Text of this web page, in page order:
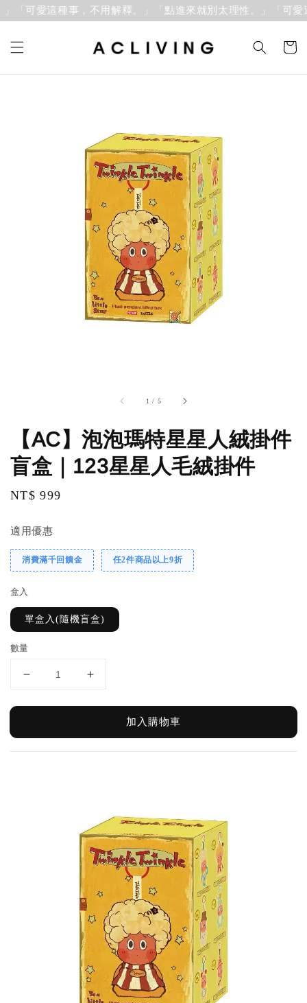
可愛這種事，不用解釋。」 「點進來就別太理性。」「可愛
1 / 5
【AC】泡泡瑪特星星人絨掛件
盲盒｜123星星人毛絨掛件
Regular
NT$ 999
適用優惠
消費滿千回饋金 任2件商品以上9折
盒入
單盒入(隨機盲盒)
數量
加入購物車